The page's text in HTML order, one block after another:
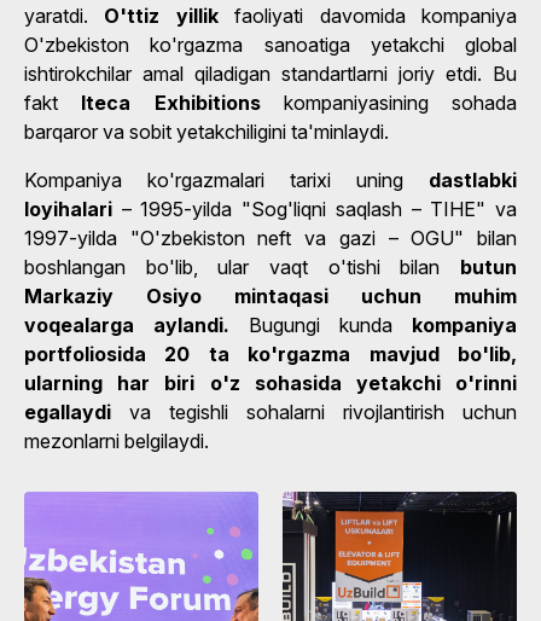
yaratdi. O'ttiz yillikfaoliyati davomida kompaniya
O'zbekiston ko'rgazma sanoatiga yetakchi global
ishtirokchilar amal qiladigan standartlarni joriy etdi. Bu
fakt Iteca Exhibitionskompaniyasining sohada
barqaror va sobit yetakchiligini ta'minlaydi.
Kompaniya ko'rgazmalari tarixi uning dastlabki
loyihalari – 1995-yilda "Sog'liqni saqlash – TIHE" va
1997-yilda "O'zbekiston neft va gazi – OGU" bilan
boshlangan bo'lib, ular vaqt o'tishi bilan butun
Markaziy Osiyo mintaqasi uchun muhim
voqealarga aylandi. Bugungi kunda kompaniya
portfoliosida 20 ta ko'rgazma mavjud bo'lib,
ularning har biri o'z sohasida yetakchi o'rinni
egallaydi va tegishli sohalarni rivojlantirish uchun
mezonlarni belgilaydi.